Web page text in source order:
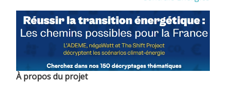
À propos du projet